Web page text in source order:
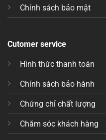
Chính sách bảo mật
Cutomer service
Hình thức thanh toán
Chính sách bảo hành
Chứng chỉ chất lượng
Chăm sóc khách hàng